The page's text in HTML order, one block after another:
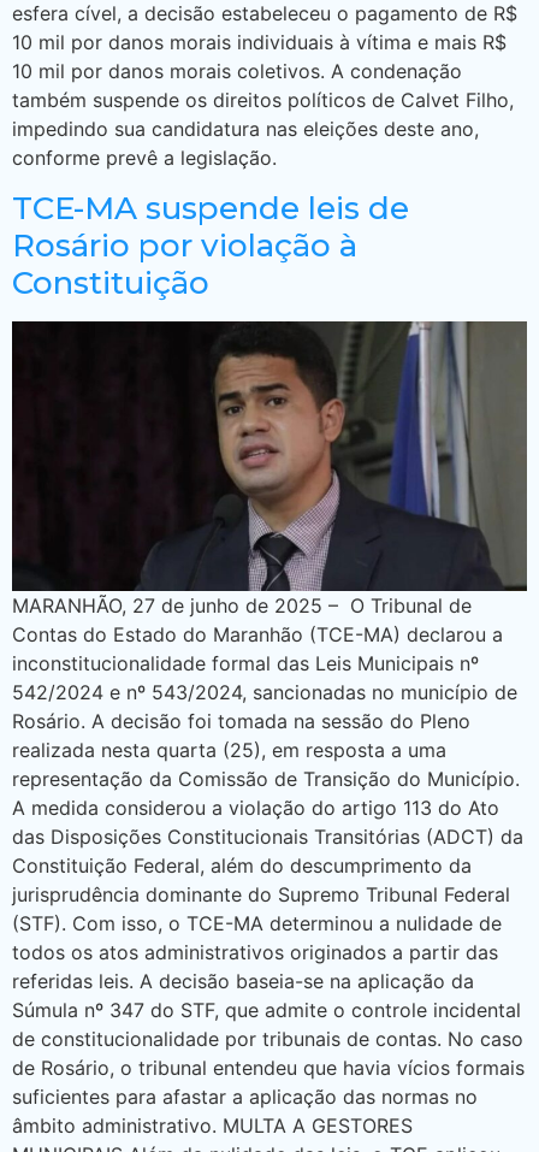
esfera cível, a decisão estabeleceu o pagamento de R$
10 mil por danos morais individuais à vítima e mais R$
10 mil por danos morais coletivos. A condenação
também suspende os direitos políticos de Calvet Filho,
impedindo sua candidatura nas eleições deste ano,
conforme prevê a legislação.
TCE-MA suspende leis de
Rosário por violação à
Constituição
MARANHÃO, 27 de junho de 2025 – O Tribunal de
Contas do Estado do Maranhão (TCE-MA) declarou a
inconstitucionalidade formal das Leis Municipais nº
542/2024 e nº 543/2024, sancionadas no município de
Rosário. A decisão foi tomada na sessão do Pleno
realizada nesta quarta (25), em resposta a uma
representação da Comissão de Transição do Município.
A medida considerou a violação do artigo 113 do Ato
das Disposições Constitucionais Transitórias (ADCT) da
Constituição Federal, além do descumprimento da
jurisprudência dominante do Supremo Tribunal Federal
(STF). Com isso, o TCE-MA determinou a nulidade de
todos os atos administrativos originados a partir das
referidas leis. A decisão baseia-se na aplicação da
Súmula nº 347 do STF, que admite o controle incidental
de constitucionalidade por tribunais de contas. No caso
de Rosário, o tribunal entendeu que havia vícios formais
suficientes para afastar a aplicação das normas no
âmbito administrativo. MULTA A GESTORES